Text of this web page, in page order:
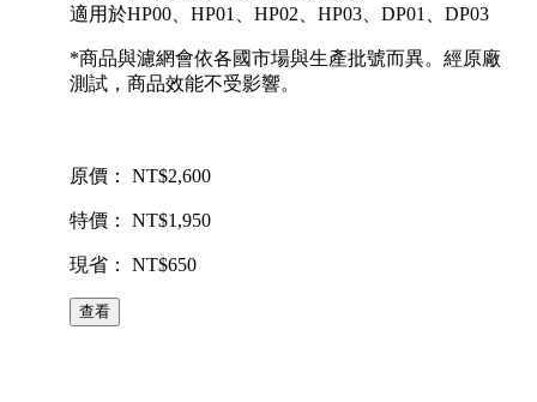
適用於HP00、HP01、HP02、HP03、DP01、DP03
*商品與濾網會依各國市場與生產批號而異。經原廠
測試，商品效能不受影響。
原價： NT$2,600
特價： NT$1,950
現省： NT$650
查看